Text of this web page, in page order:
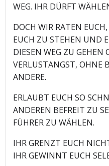
WEG. IHR DÜRFT
DOCH WIR RATEN
EUCH ZU STEHEN UND
DIESEN WEG ZU GEHEN
VERLUSTANGST, OHNE
ANDERE.
ERLAUBT EUCH SO
ANDEREN BEFREIT ZU
FÜHRER ZU WÄHLEN.
IHR GRENZT EUCH
IHR GEWINNT EUCH